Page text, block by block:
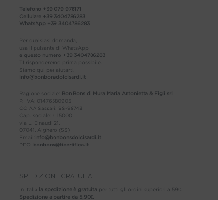
Telefono +39 079 978171
Cellulare +39 3404786283
WhatsApp +39 3404786283
Per qualsiasi domanda,
usa il pulsante di WhatsApp
a questo numero +39 3404786283
TI risponderemo prima possibile.
Siamo qui per aiutarti.
info@bonbonsdolcisardi.it
Ragione sociale:
Bon Bons di Mura Maria Antonietta & Figli srl
P. IVA: 01476580905
CCIAA Sassari: SS-98743
Cap. sociale: € 15000
via L. Einaudi 21,
07041, Alghero (SS)
Email:
info@bonbonsdolcisardi.it
PEC:
bonbons@ticertifica.it
SPEDIZIONE GRATUITA
In Italia la spedizione è gratuita per tutti gli ordini superiori a 59€.
Spedizione a partire da 5,90€.